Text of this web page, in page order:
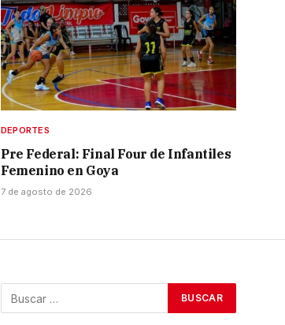
DEPORTES
Pre Federal: Final Four de Infantiles
Femenino en Goya
7 de agosto de 2026